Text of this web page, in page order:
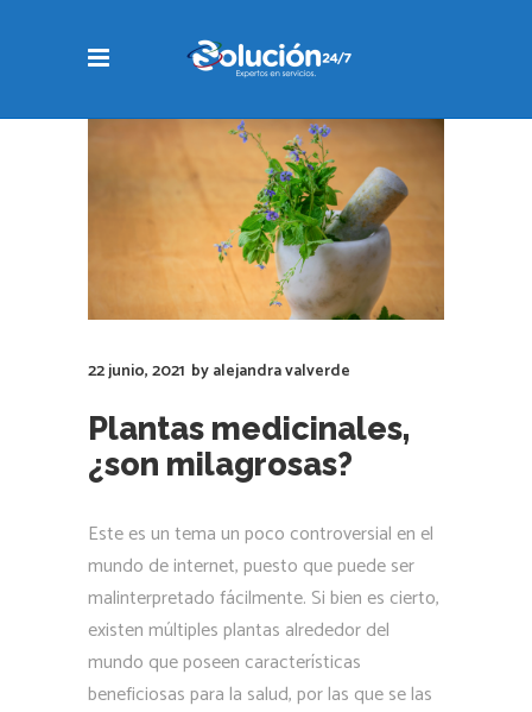
22 junio, 2021 byalejandra valverde
Plantas medicinales,
¿son milagrosas?
Este es un tema un poco controversial en el
mundo de internet, puesto que puede ser
malinterpretado fácilmente. Si bien es cierto,
existen múltiples plantas alrededor del
mundo que poseen características
beneficiosas para la salud, por las que se las